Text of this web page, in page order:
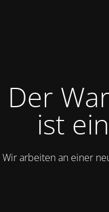
Der
ist
Wir arbeiten an einer